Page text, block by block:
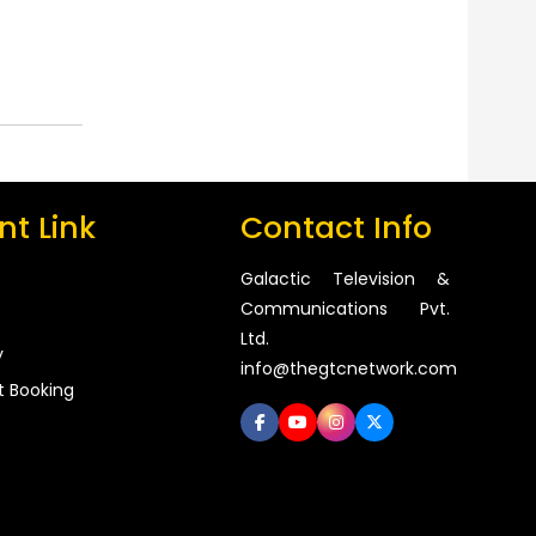
Link
Booking
Contact Info
Galactic Television &
Communications Pvt.
Ltd.
info@thegtcnetwork.com